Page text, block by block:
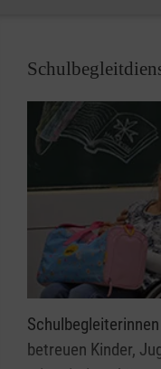
betreuen Kinder,